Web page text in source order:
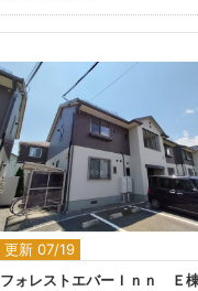
更新 07/19
2
フォレストエバーＩｎｎ Ｅ